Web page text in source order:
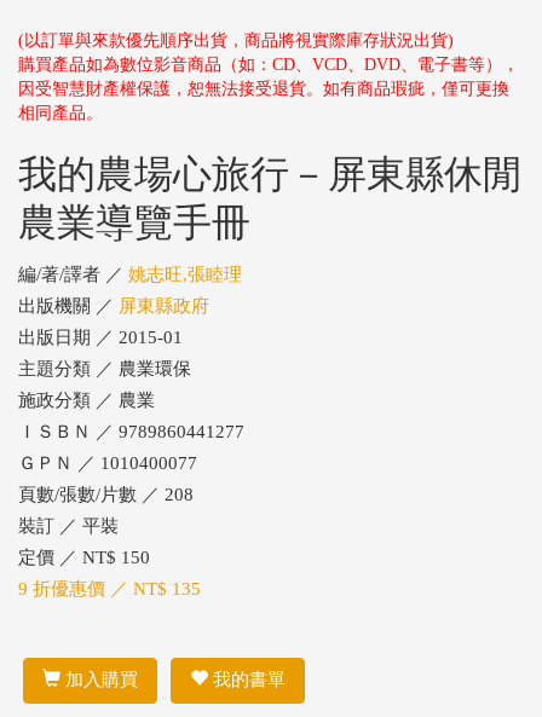
(以訂單與來款優先順序出貨，商品將視實際庫存狀況出貨)
購買產品如為數位影音商品（如：CD、VCD、DVD、電子書等），
因受智慧財產權保護，恕無法接受退貨。如有商品瑕疵，僅可更換
相同產品。
我的農場心旅行－屏東縣休閒
農業導覽手冊
編/著/譯者 ／ 姚志旺,張睦理
出版機關 ／ 屏東縣政府
出版日期 ／ 2015-01
主題分類 ／ 農業環保
施政分類 ／ 農業
ＩＳＢＮ ／ 9789860441277
ＧＰＮ ／ 1010400077
頁數/張數/片數 ／ 208
裝訂 ／ 平裝
定價 ／ NT$ 150
9 折優惠價 ／ NT$ 135
加入購買 我的書單